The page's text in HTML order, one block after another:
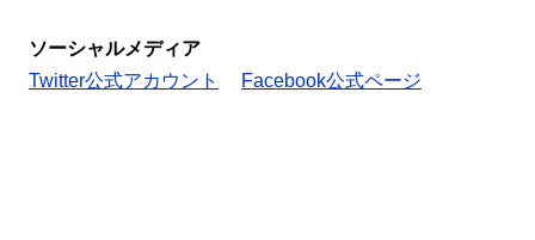
ソーシャルメディア
Twitter公式アカウント
Facebook公式ページ